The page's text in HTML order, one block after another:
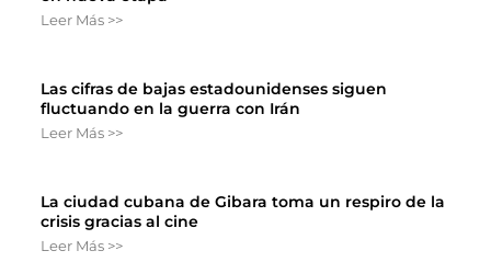
Leer Más >>
Las cifras de bajas estadounidenses siguen
fluctuando en la guerra con Irán
Leer Más >>
La ciudad cubana de Gibara toma un respiro de la
crisis gracias al cine
Leer Más >>